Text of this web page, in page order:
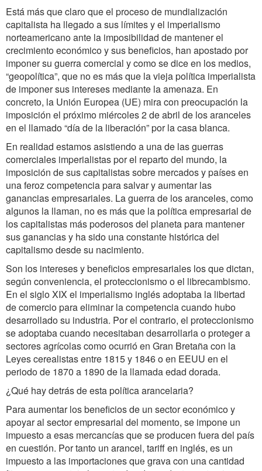
Está más que claro que el proceso de mundialización
capitalista ha llegado a sus límites y el imperialismo
norteamericano ante la imposibilidad de mantener el
crecimiento económico y sus beneficios, han apostado por
imponer su guerra comercial y como se dice en los medios,
“geopolítica”, que no es más que la vieja política imperialista
de imponer sus intereses mediante la amenaza. En
concreto, la Unión Europea (UE) mira con preocupación la
imposición el próximo miércoles 2 de abril de los aranceles
en el llamado “día de la liberación” por la casa blanca.
En realidad estamos asistiendo a una de las guerras
comerciales imperialistas por el reparto del mundo, la
imposición de sus capitalistas sobre mercados y países en
una feroz competencia para salvar y aumentar las
ganancias empresariales. La guerra de los aranceles, como
algunos la llaman, no es más que la política empresarial de
los capitalistas más poderosos del planeta para mantener
sus ganancias y ha sido una constante histórica del
capitalismo desde su nacimiento.
Son los intereses y beneficios empresariales los que dictan,
según conveniencia, el proteccionismo o el librecambismo.
En el siglo XIX el imperialismo inglés adoptaba la libertad
de comercio para eliminar la competencia cuando hubo
desarrollado su industria. Por el contrario, el proteccionismo
se adoptaba cuando necesitaban desarrollarla o proteger a
sectores agrícolas como ocurrió en Gran Bretaña con la
Leyes cerealistas entre 1815 y 1846 o en EEUU en el
periodo de 1870 a 1890 de la llamada edad dorada.
¿Qué hay detrás de esta política arancelaria?
Para aumentar los beneficios de un sector económico y
apoyar al sector empresarial del momento, se impone un
impuesto a esas mercancías que se producen fuera del país
en cuestión. Por tanto un arancel, tariff en inglés, es un
impuesto a las importaciones que grava con una cantidad